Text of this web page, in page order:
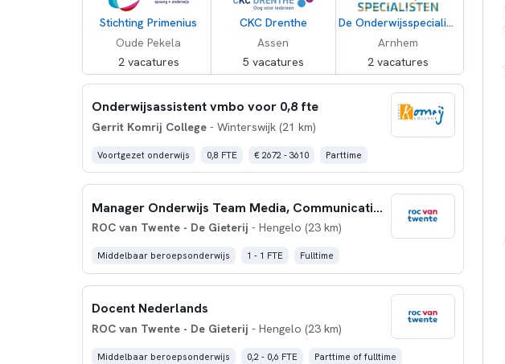
Stichting Primenius
Oude Pekela
2 vacatures
CKC Drenthe
Assen
5 vacatures
De Onderwijsspecialisten
Arnhem
2 vacatures
Onderwijsassistent vmbo voor 0,8 fte
Gerrit Komrij College- Winterswijk (21 km)
Voortgezet onderwijs 0,8 FTE € 2672 - 3610 Parttime
Manager Onderwijs Team Media, Communicatie & Podium
ROC van Twente - De Gieterij - Hengelo (23 km)
Middelbaar beroepsonderwijs 1 - 1 FTE Fulltime
Docent Nederlands
ROC van Twente - De Gieterij - Hengelo (23 km)
Middelbaar beroepsonderwijs 0,2 - 0,6 FTE Parttime of fulltime